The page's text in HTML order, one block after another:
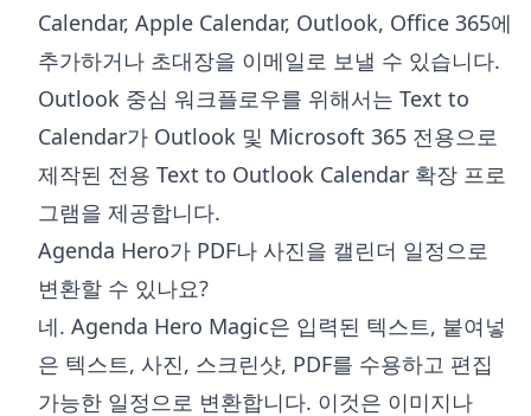
Calendar, Apple Calendar, Outlook, Office 365에
추가하거나 초대장을 이메일로 보낼 수 있습니다.
Outlook 중심 워크플로우를 위해서는 Text to
Calendar가 Outlook 및 Microsoft 365 전용으로
제작된 전용 Text to Outlook Calendar 확장 프로
그램을 제공합니다.
Agenda Hero가 PDF나 사진을 캘린더 일정으로
변환할 수 있나요?
네. Agenda Hero Magic은 입력된 텍스트, 붙여넣
은 텍스트, 사진, 스크린샷, PDF를 수용하고 편집
가능한 일정으로 변환합니다. 이것은 이미지나